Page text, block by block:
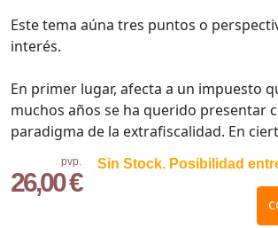
pvp.
26,00 €
Sin Stock. Posibilidad
Este tema aúna tres puntos o
interés.
En primer lugar, afecta a un impuesto
muchos años se ha querido presentar
paradigma de la extrafiscalidad. En